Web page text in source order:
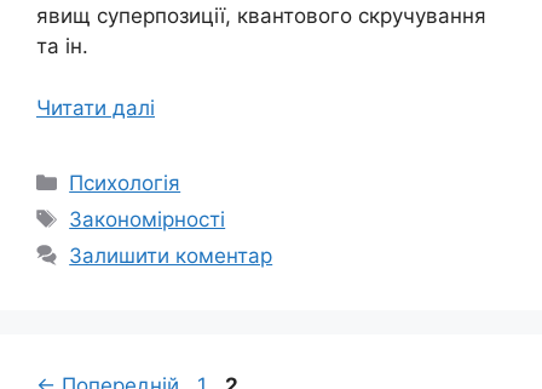
явищ суперпозиції, квантового скручування
та ін.
Читати далі
Категорії
Психологія
Позначки
Закономірності
Залишити коментар
Сторінка
Сторінка